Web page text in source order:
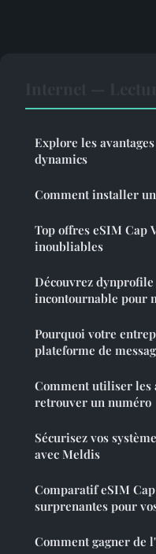
Explore les
dynamics
Comment installer
Top offres eSIM Cap
inoubliables
Découvrez
incontournable pour
Pourquoi votre
plateforme de
Comment utiliser les
retrouver un numéro
Sécurisez vos
avec Meldis
Comparatif eSIM
surprenantes pour
Comment gagner de